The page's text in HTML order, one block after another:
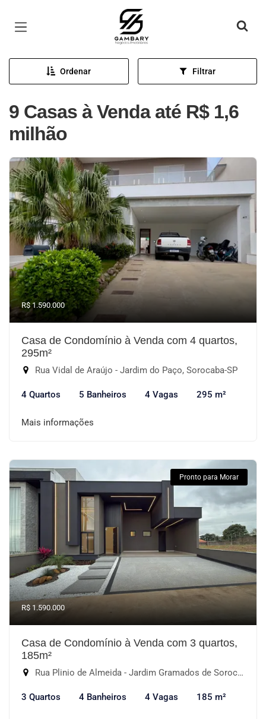
Página inicial
Ordenar Filtrar
9 Casas à Venda até R$ 1,6
milhão
R$ 1.590.000
Casa de Condomínio à Venda com 4 quartos,
295m²
Rua Vidal de Araújo - Jardim do Paço, Sorocaba-SP
4 Quartos 5 Banheiros 4 Vagas 295 m²
Mais informações
Pronto para Morar
R$ 1.590.000
Casa de Condomínio à Venda com 3 quartos,
185m²
Rua Plinio de Almeida - Jardim Gramados de Sorocaba, Sorocaba-SP
3 Quartos 4 Banheiros 4 Vagas 185 m²